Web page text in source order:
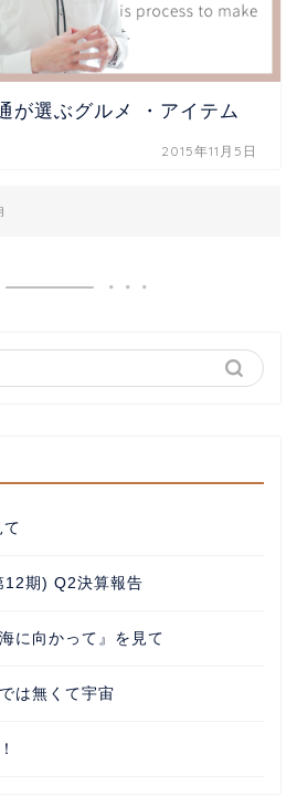
が選ぶグルメ ・アイテム
2015年11月5日
て
期) Q2決算報告
に向かって』を見て
は無くて宇宙